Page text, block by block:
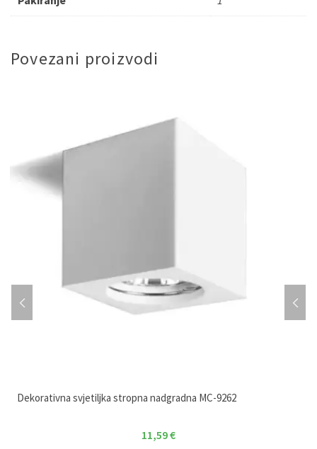
Povezani proizvodi
Dekorativna svjetiljka stropna nadgradna MC-9262
11,59€